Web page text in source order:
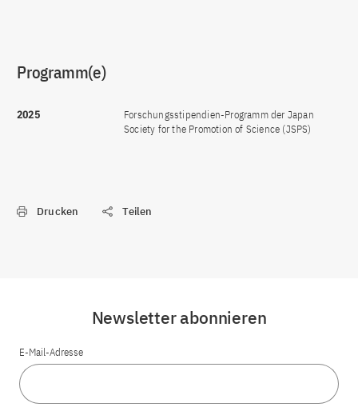
Programm(e)
2025
Forschungsstipendien-Programm der Japan
Society for the Promotion of Science (JSPS)
Drucken Teilen
Newsletter abonnieren
E-Mail-Adresse